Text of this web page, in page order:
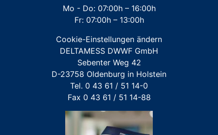
Großwasserzähler
Für FREMDFABRIKATE: Wasserzähler für Austausch-
und Erstinstallation
Mo - Do: 07:00h – 16:00h
Fr: 07:00h – 13:00h
Cookie-Einstellungen ändern
DELTAMESS DWWF GmbH
Sebenter Weg 42
D-23758 Oldenburg in Holstein
Tel. 0 43 61 / 51 14-0
Fax 0 43 61 / 51 14-88